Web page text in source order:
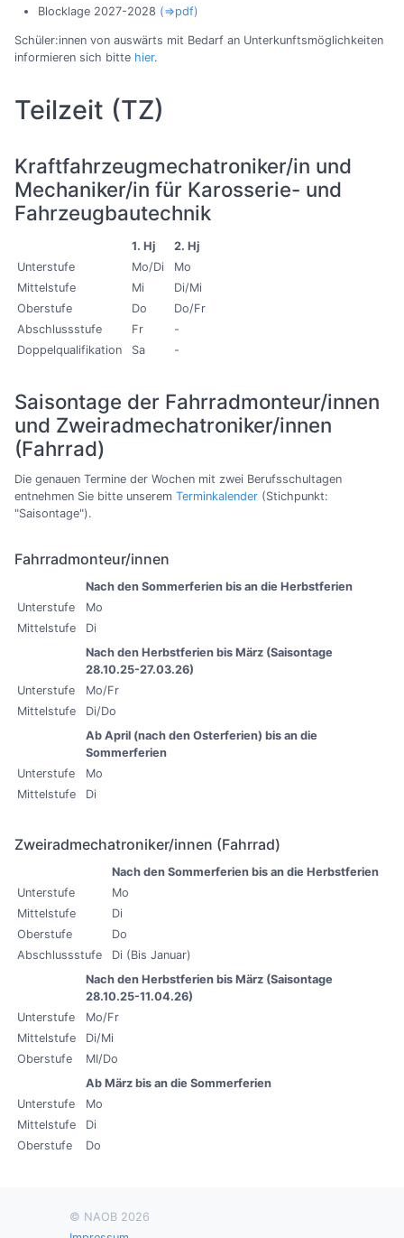
Blocklage 2027-2028 (⇒pdf)
Schüler:innen von auswärts mit Bedarf an Unterkunftsmöglichkeiten
informieren sich bitte hier.
Teilzeit (TZ)
Kraftfahrzeugmechatroniker/in und
Mechaniker/in für Karosserie- und
Fahrzeugbautechnik
1. Hj
2. Hj
Unterstufe
Mo/Di
Mo
Mittelstufe
Mi
Di/Mi
Oberstufe
Do
Do/Fr
Abschlussstufe
Fr
-
Doppelqualifikation
Sa -
Saisontage der Fahrradmonteur/innen
und Zweiradmechatroniker/innen
(Fahrrad)
Die genauen Termine der Wochen mit zwei Berufsschultagen
entnehmen Sie bitte unserem Terminkalender (Stichpunkt:
"Saisontage").
Fahrradmonteur/innen
Nach den Sommerferien bis an die Herbstferien
Unterstufe
Mo
Mittelstufe
Di
Nach den Herbstferien bis März (Saisontage
28.10.25-27.03.26)
Unterstufe
Mo/Fr
Mittelstufe
Di/Do
Ab April (nach den Osterferien) bis an die
Sommerferien
Unterstufe
Mo
Mittelstufe
Di
Zweiradmechatroniker/innen (Fahrrad)
Nach den Sommerferien bis an die Herbstferien
Unterstufe
Mo
Mittelstufe
Di
Oberstufe
Do
Abschlussstufe
Di (Bis Januar)
Nach den Herbstferien bis März (Saisontage
28.10.25-11.04.26)
Unterstufe
Mo/Fr
Mittelstufe
Di/Mi
Oberstufe
MI/Do
Ab März bis an die Sommerferien
Unterstufe
Mo
Mittelstufe
Di
Oberstufe
Do
© NAOB 2026